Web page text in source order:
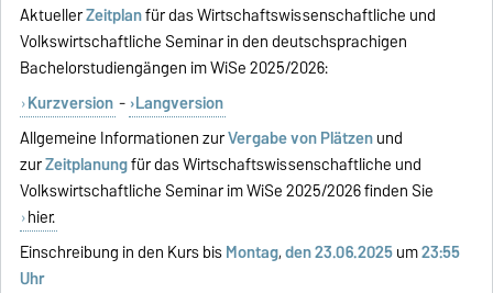
AktuellerZeitplanfür das Wirtschaftswissenschaftliche und
Volkswirtschaftliche Seminar in den deutschsprachigen
Bachelorstudiengängen im WiSe 2025/2026:
Kurzversion - Langversion
Allgemeine Informationen zurVergabe von Plätzenund
zurZeitplanungfür das Wirtschaftswissenschaftliche und
Volkswirtschaftliche Seminar im WiSe 2025/2026 finden Sie
hier.
Einschreibung in den Kurs bisMontag,den 23.06.2025um23:55
Uhr